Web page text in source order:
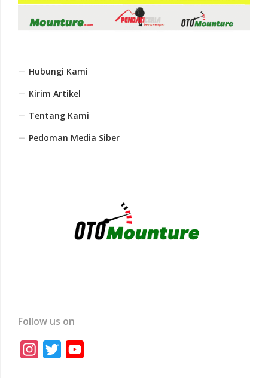
Hubungi Kami
Kirim Artikel
Tentang Kami
Pedoman Media Siber
Follow us on
Instagram
Twitter